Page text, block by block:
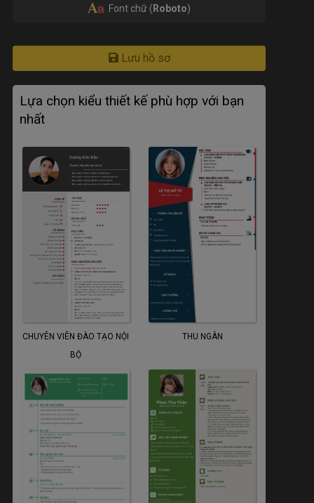
Font chữ (Roboto)
Lưu hồ sơ
Lựa chọn kiểu thiết kế phù hợp với bạn
nhất
CHUYÊN VIÊN ĐÀO TẠO NỘI
BỘ
THU NGÂN